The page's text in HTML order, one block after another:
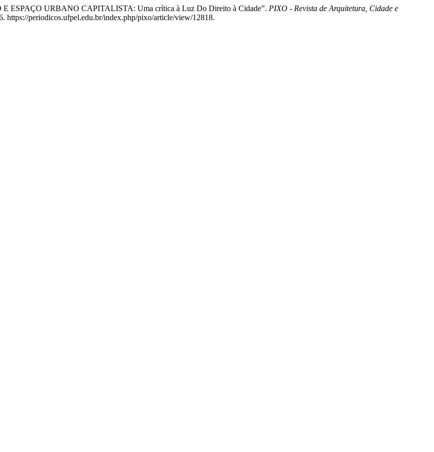
E ESPAÇO URBANO CAPITALISTA: Uma crítica à Luz Do Direito à Cidade”. PIXO - Revista de Arquitetura, Cidade e
https://periodicos.ufpel.edu.br/index.php/pixo/article/view/12818.